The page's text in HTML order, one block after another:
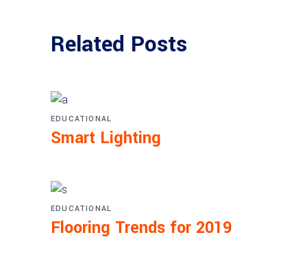
Related Posts
EDUCATIONAL
Smart Lighting
EDUCATIONAL
Flooring Trends for 2019